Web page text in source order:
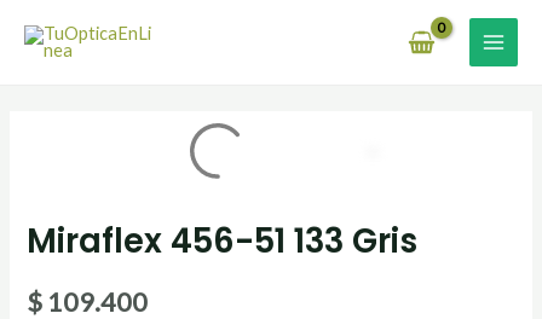
Miraflex 456-51 133 Gris
$ 109.400